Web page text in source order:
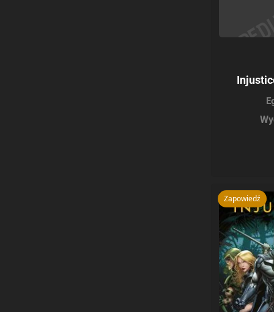
Zapowiedź